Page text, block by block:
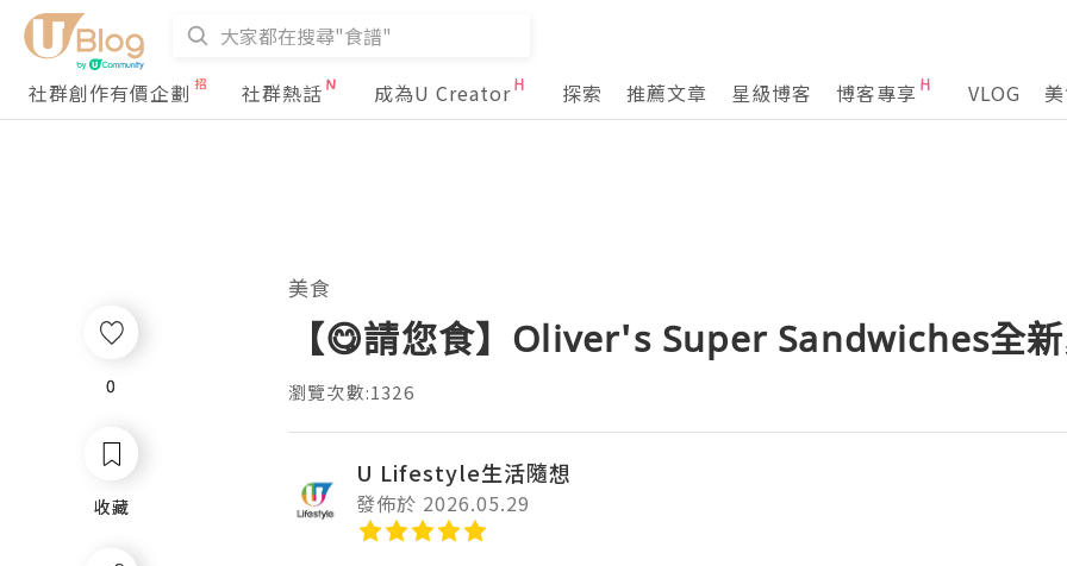
社群創作有價企劃
社群熱話 成為U Creator 探索 推薦文章 星級博客 博客專享 VLOG
0
收藏
美食
【😋請您食】Oliver's Super Sandwiches全
瀏覽次數:1326
U Lifestyle生活隨想
發佈於 2026.05.29
0
收藏